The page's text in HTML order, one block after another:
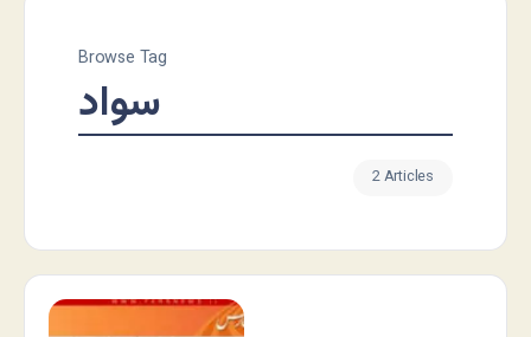
Browse Tag
سواد
2 Articles